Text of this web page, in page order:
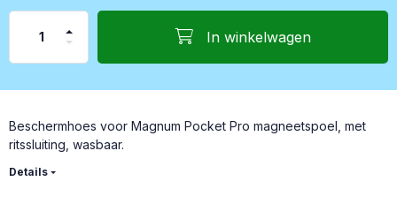
In winkelwagen
Beschermhoes voor Magnum Pocket Pro magneetspoel, met
ritssluiting, wasbaar.
Details